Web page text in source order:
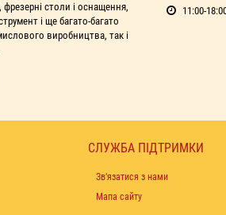
столи і оснащення,
і ще багато-багато
виробництва, так і
11:00-
СЛУЖБА ПІДТРИМКИ
Зв’язатися з нами
Мапа сайту